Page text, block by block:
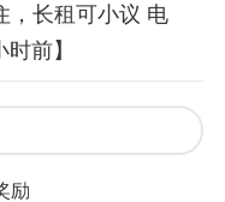
，长租可小议 电
前】
励